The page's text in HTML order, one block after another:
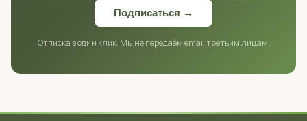
Подписаться →
Отписка в один клик. Мы не передаём email третьим лицам.